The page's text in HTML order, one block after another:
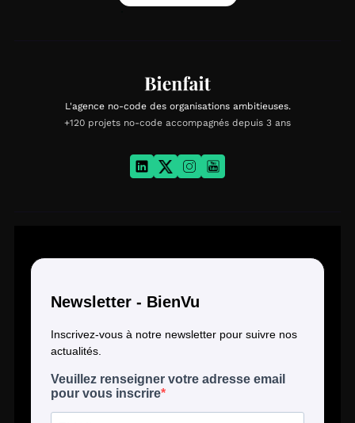
L'agence no-code des organisations ambitieuses.
+120 projets no-code accompagnés depuis 3 ans